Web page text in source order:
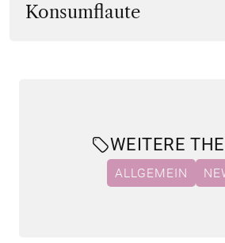
Konsumflaute
WEITERE
ALLGEMEIN